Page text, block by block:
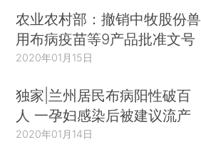
农业农村部：撤销中牧股份兽
用布病疫苗等9产品批准文号
2020年01月15日
独家|兰州居民布病阳性破百
人 一孕妇感染后被建议流产
2020年01月14日